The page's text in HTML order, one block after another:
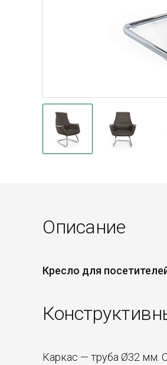
Описание
Кресло для
Каркас — труба Ø32 мм.